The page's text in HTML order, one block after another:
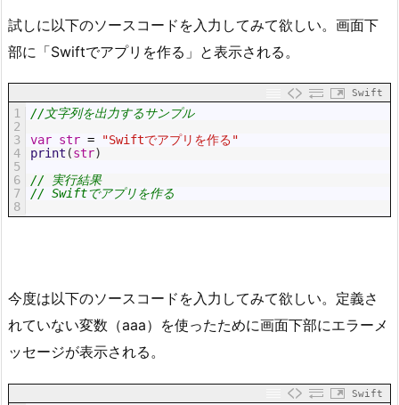
試しに以下のソースコードを入力してみて欲しい。画面下
部に「Swiftでアプリを作る」と表示される。
Swift
1
2
3
4
5
6
7
8
//文字列を出力するサンプル
var str =
"Swiftでアプリを作る"
print (str)
// 実行結果
// Swiftでアプリを作る
今度は以下のソースコードを入力してみて欲しい。定義さ
れていない変数（aaa）を使ったために画面下部にエラーメ
ッセージが表示される。
Swift